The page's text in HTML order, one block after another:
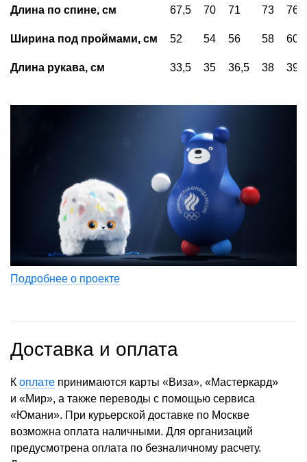
Длина по спине, см 67,5 70 71 73 76
Ширина под проймами, см 52 54 56 58 60
Длина рукава, см 33,5 35 36,5 38 39,5
Подробнее о проекте
Доставка и оплата
К оплате принимаются карты «Виза», «Мастеркард»
и «Мир», а также переводы с помощью сервиса
«Юмани». При курьерской доставке по Москве
возможна оплата наличными. Для организаций
предусмотрена оплата по безналичному расчету.